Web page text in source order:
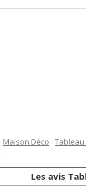
Maison Déco Tableau
Les avis